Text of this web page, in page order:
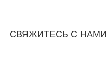
СВЯЖИТЕСЬ С НАМИ